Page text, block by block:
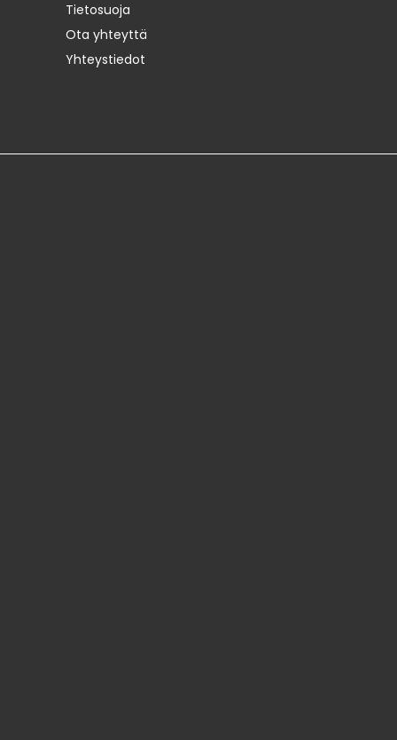
Tietosuoja
Ota yhteyttä
Yhteystiedot